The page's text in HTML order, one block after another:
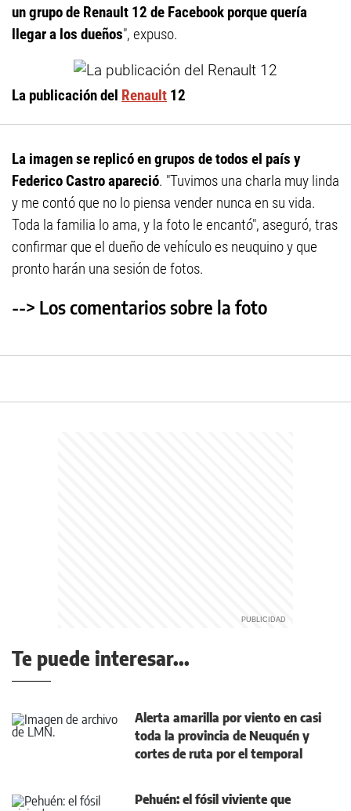
un grupo de Renault 12 de Facebook porque quería
llegar a los dueños", expuso.
La publicación del Renault 12
La imagen se replicó en grupos de todos el país y
Federico Castro apareció. "Tuvimos una charla muy linda
y me contó que no lo piensa vender nunca en su vida.
Toda la familia lo ama, y la foto le encantó", aseguró, tras
confirmar que el dueño de vehículo es neuquino y que
pronto harán una sesión de fotos.
--> Los comentarios sobre la foto
Te puede interesar...
Alerta amarilla por viento en casi
toda la provincia de Neuquén y
cortes de ruta por el temporal
Pehuén: el fósil viviente que